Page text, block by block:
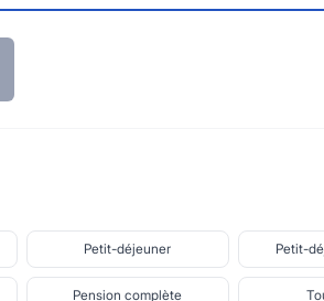
Petit-déjeuner Petit-
Pension complète